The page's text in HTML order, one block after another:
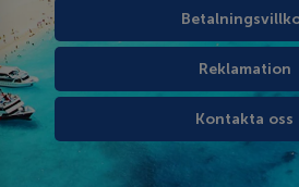
Reklamation
Kontakta oss